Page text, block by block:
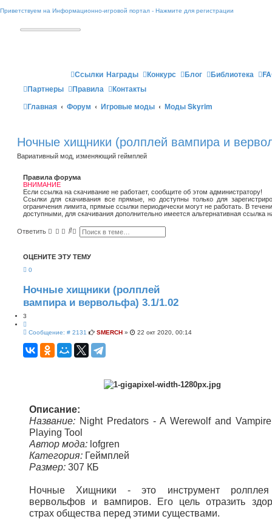
Приветствуем на Информационно-игровой портал - Нажмите для регистрации
Ссылки Награды Конкурс Блог Библиотека
Партнеры
Правила
Контакты
Главная
Форум Игровые моды Моды Skyrim
Ночные хищники (ролплей вампира и
Вариативный мод, изменяющий геймплей
Правила форума
ВНИМАНИЕ
Если ссылка на скачивание не работает, сообщите об этом администратору!
Ссылки для скачивания все прямые, но доступны только для
ограничения лимита, прямые ссылки периодически могут не работать. В
доступными, для скачивания дополнительно имеется альтернативная ссылка
Ответить
П
к
Р
и
н
ы
й
с
ОЦЕНИТЕ ЭТУ ТЕМУ
0
Ночные хищники (ролплей
вампира и вервольфа) 3.1/1.02
3
и
а
т
Сообщение: # 2131 С
о
SMERCH » 22 окт 2020, 00:14
Описание:
Название: Night Predators - A Werewolf and
Playing Tool
Автор мода: lofgren
Категория: Геймплей
Размер: 307 КБ
Ночные Хищники - это инструмент
вервольфов и вампиров. Его цель отразить
страх общества перед этими существами.